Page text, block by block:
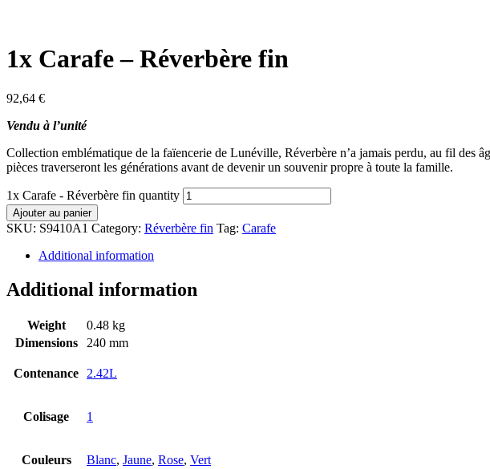
1x Carafe – Réverbère fin
92,64 €
Vendu à l’unité
Collection emblématique de la faïencerie de Lunéville, Réverbère n’a jamais perdu, au fil des
pièces traverseront les générations avant de devenir un souvenir propre à toute la famille.
1x Carafe - Réverbère fin quantity
Ajouter au panier
SKU: S9410A1 Category: Réverbère fin Tag: Carafe
Additional information
Additional information
Weight
0.48 kg
Dimensions
240 mm
Contenance 2.42L
Colisage 1
Couleurs Blanc, Jaune, Rose, Vert